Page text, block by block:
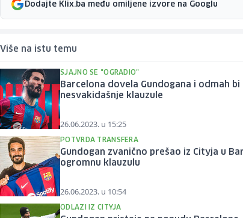
Dodajte Klix.ba među omiljene izvore na Googlu
Više na istu temu
SJAJNO SE "OGRADIO"
Barcelona dovela Gundogana i odmah
nesvakidašnje klauzule
26.06.2023. u 15:25
POTVRDA TRANSFERA
Gundogan zvanično prešao iz Cityja u
ogromnu klauzulu
26.06.2023. u 10:54
ODLAZI IZ CITYJA